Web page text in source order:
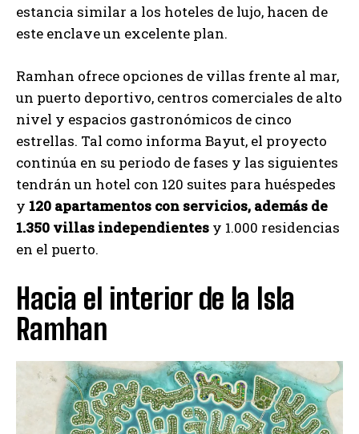
estancia similar a los hoteles de lujo, hacen de
este enclave un excelente plan.
Ramhan ofrece opciones de villas frente al mar,
un puerto deportivo, centros comerciales de alto
nivel y espacios gastronómicos de cinco
estrellas. Tal como informa Bayut, el proyecto
continúa en su periodo de fases y las siguientes
tendrán un hotel con 120 suites para huéspedes
y 120 apartamentos con servicios, además de
1.350 villas independientes y 1.000 residencias
en el puerto.
Hacia el interior de la Isla
Ramhan